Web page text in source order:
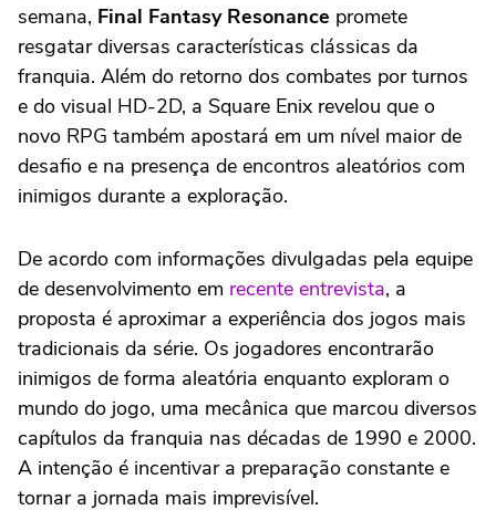
semana, Final Fantasy Resonance promete
resgatar diversas características clássicas da
franquia. Além do retorno dos combates por turnos
e do visual HD-2D, a Square Enix revelou que o
novo RPG também apostará em um nível maior de
desafio e na presença de encontros aleatórios com
inimigos durante a exploração.
De acordo com informações divulgadas pela equipe
de desenvolvimento em recente entrevista, a
proposta é aproximar a experiência dos jogos mais
tradicionais da série. Os jogadores encontrarão
inimigos de forma aleatória enquanto exploram o
mundo do jogo, uma mecânica que marcou diversos
capítulos da franquia nas décadas de 1990 e 2000.
A intenção é incentivar a preparação constante e
tornar a jornada mais imprevisível.